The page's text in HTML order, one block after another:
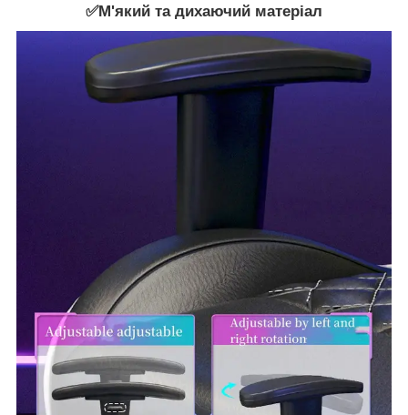
✅М'який та дихаючий матеріал